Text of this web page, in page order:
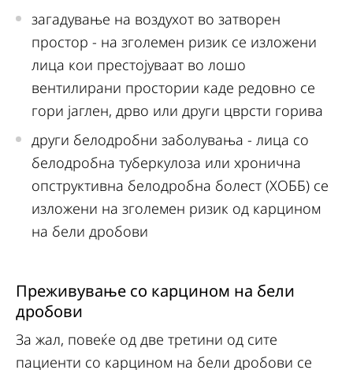
загадување на воздухот во затворен
простор - на зголемен ризик се изложени
лица кои престојуваат во лошо
вентилирани простории каде редовно се
гори јаглен, дрво или други цврсти горива
други белодробни заболувања - лица со
белодробна туберкулоза или хронична
опструктивна белодробна болест (ХОББ) се
изложени на зголемен ризик од карцином
на бели дробови
Преживување со карцином на бели
дробови
За жал, повеќе од две третини од сите
пациенти со карцином на бели дробови се